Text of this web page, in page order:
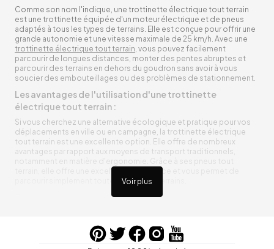
Voir plus
Comme son nom l'indique, une trottinette électrique tout terrain
est une trottinette équipée d'un moteur électrique et de pneus
adaptés à tous les types de terrains. Elle est conçue pour offrir une
grande autonomie et une vitesse maximale de 25 km/h. Avec une
trottinette électrique tout terrain, vous pouvez facilement
parcourir de longues distances, monter des pentes abruptes et
parcourir des terrains en dehors du goudron sans avoir à vous
soucier des embouteillages ou des problèmes de stationnement.
Les avantages de l'utilisation d'une trottinette
électrique tout terrain :
Si vous cherchez une alternative écologique et pratique pour vos
déplacements en ville ou en campagne, la trottinette électrique
tout terrain est une excellente option. Elle offre de nombreux
avantages par rapport aux moyens de transport traditionnels,
notamment en matière d'ergonomie. Grâce à ses pneus tout
terrain, elle offre une excellente adhérence et vous permet de
parcourir simplement toutes sortes de terrains.
Trottinette électrique tout terrain ergonomique
entre vos trajets, vous n’aurez pas à vous soucier de l’état de sa
batterie. De plus, elle est équipée de pneus résistants qui peuvent